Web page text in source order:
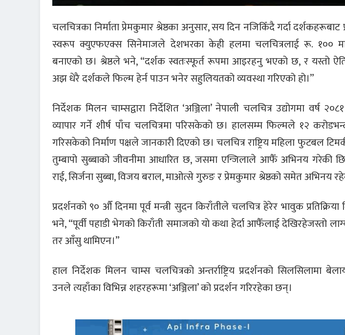
चलचित्रका निर्माता प्रेमकुमार श्रेष्ठका अनुसार, सय दिन नजिकिँदै गर्दा दर्शकहरूबाट
स्वरूप क्युएफएक्स सिनेमाजले देशभरका केही हलमा चलचित्रलाई रू. १००
बनाएको छ। श्रेष्ठले भने, “दर्शक स्वतःस्फूर्त रूपमा आइरहनु भएको छ, र यस्तो
अझ धेरै दर्शकले फिल्म हेर्न पाउन भनेर सहुलियतको व्यवस्था गरिएको हो।”
निर्देशक मिलन चाम्सद्वारा निर्देशित ‘अञ्जिला’ नेपाली चलचित्र उद्योगमा वर्ष
व्यापार गर्ने शीर्ष पाँच चलचित्रमा परिसकेको छ। हालसम्म फिल्मले १२
गरिसकेको निर्माण पक्षले जानकारी दिएको छ। चलचित्र राष्ट्रिय महिला फुटबल
तुम्बापो सुब्बाको जीवनीमा आधारित छ, जसमा एन्जिलाले आफैँ अभिनय गरेकी
राई, सिर्जना सुब्बा, विजय बराल, माओत्से गुरुङ र प्रेमकुमार श्रेष्ठको समेत अभिनय
प्रदर्शनको ९० औँ दिनमा पूर्व मन्त्री सुदन किराँतीले चलचित्र हेरेर भावुक
भने, “पूर्वी पहाडी भेगको किराँती समाजको यो कथा हेर्दा आफैँलाई देखिरहेजस्तो
तर आँसु थामिएन।”
हाल निर्देशक मिलन चाम्स चलचित्रको अन्तर्राष्ट्रिय प्रदर्शनको सिलसिलामा
उनले त्यहाँका विभिन्न शहरहरूमा ‘अञ्जिला’ को प्रदर्शन गरिरहेका छन्।